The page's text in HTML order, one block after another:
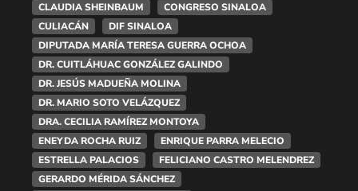
CLAUDIA SHEINBAUM
CONGRESO SINALOA
CULIACÁN
DIF SINALOA
DIPUTADA MARÍA TERESA GUERRA OCHOA
DR. CUITLÁHUAC GONZÁLEZ GALINDO
DR. JESÚS MADUEÑA MOLINA
DR. MARIO SOTO VELÁZQUEZ
DRA. CECILIA RAMÍREZ MONTOYA
ENEYDA ROCHA RUIZ
ENRIQUE PARRA MELECIO
ESTRELLA PALACIOS
FELICIANO CASTRO MELENDREZ
GERARDO MÉRIDA SÁNCHEZ